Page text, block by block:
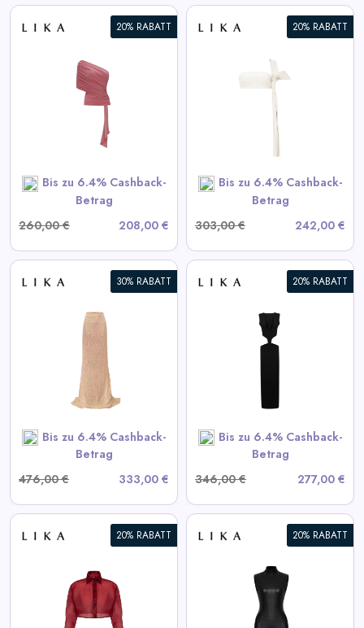
20% RABATT
Bis zu 6.4% Cashback-
Betrag
260,00 €
208,00 €
20% RABATT
Bis zu 6.4% Cashback-
Betrag
303,00 €
242,00 €
Weißes Lederoberteil
View All LIKA Deals
30% RABATT
Bis zu 6.4% Cashback-
Betrag
476,00 €
333,00 €
20% RABATT
Bis zu 6.4% Cashback-
Betrag
346,00 €
277,00 €
Schwarzes Kleid mit
Taillenausschnitten
View All LIKA Deals
SHOP NOW
20% RABATT 20% RABATT
Schwarzes strukturiertes Mini-